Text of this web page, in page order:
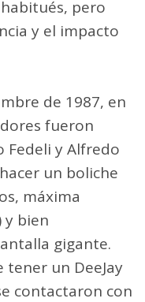
pero
y el impacto
de 1987, en
fueron
Fedeli y Alfredo
un boliche
máxima
y bien
gigante.
tener un DeeJay
contactaron con